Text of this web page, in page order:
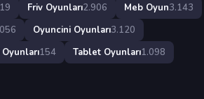
Friv Oyunları2.906 Meb Oyun3.143
Oyuncini Oyunları3.120
154 Tablet Oyunları1.098